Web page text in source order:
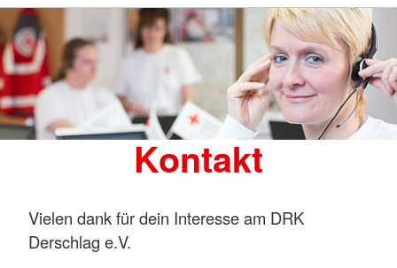
Kontakt
Vielen dank für dein Interesse am DRK
Derschlag e.V.